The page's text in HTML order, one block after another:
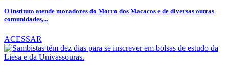
O instituto atende moradores do Morro dos Macacos e de diversas outras
comunidades,...
ACESSAR